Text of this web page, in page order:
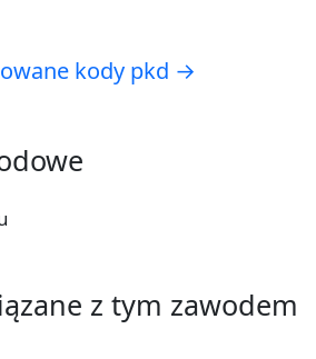
kody pkd →
z tym zawodem